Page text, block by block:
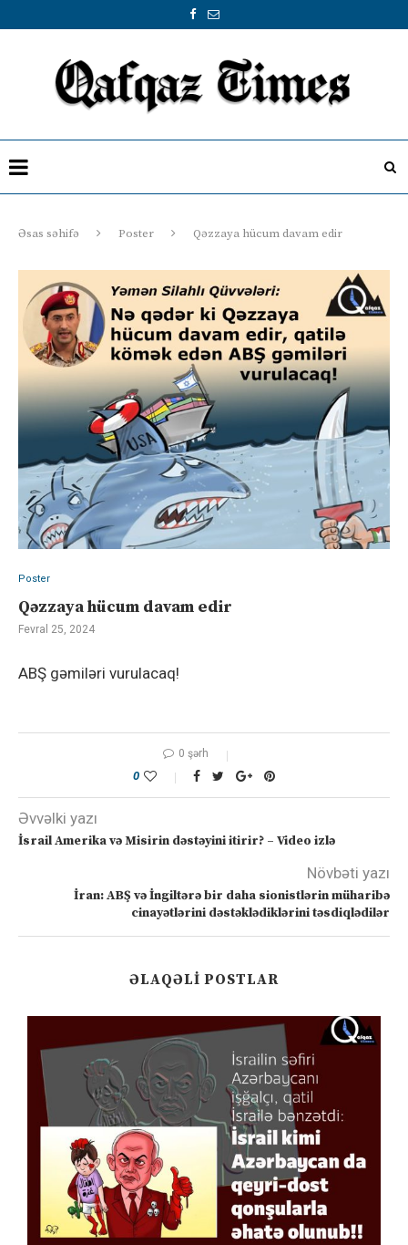
Əsas səhifə Poster Qəzzaya hücum davam edir
Poster
Qəzzaya hücum davam edir
Fevral 25, 2024
ABŞ gəmiləri vurulacaq!
0 şərh
0
Əvvəlki yazı
İsrail Amerika və Misirin dəstəyini itirir? – Video izlə
Növbəti yazı
İran: ABŞ və İngiltərə bir daha sionistlərin müharibə
cinayətlərini dəstəklədiklərini təsdiqlədilər
ƏLAQƏLI POSTLAR